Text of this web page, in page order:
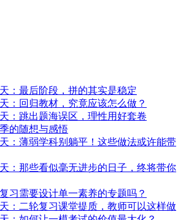
：最后阶段，拼的其实是稳定
：回归教材，究竟应该怎么做？
：跳出题海误区，理性用好套卷
的随想与感悟
：薄弱学科别躺平！这些做法或许能带
：那些看似毫无进步的日子，终将带你
习需要设计单一素养的专题吗？
：二轮复习课堂提质，教师可以这样做